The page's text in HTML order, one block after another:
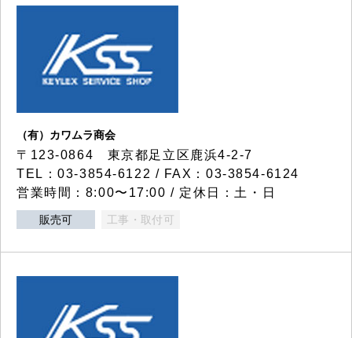
（有）カワムラ商会
〒123-0864 東京都足立区鹿浜4-2-7
TEL：03-3854-6122 / FAX：03-3854-6124
営業時間：8:00〜17:00 / 定休日：土・日
販売可 工事・取付可